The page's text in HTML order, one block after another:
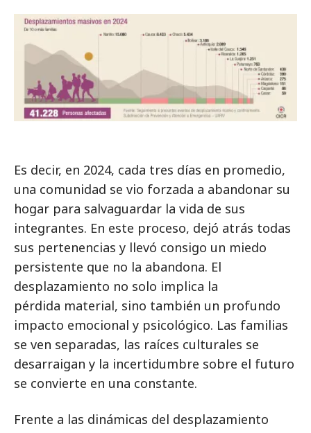
Es decir, en 2024, cada tres días en promedio,
una comunidad se vio forzada a abandonar su
hogar para salvaguardar la vida de sus
integrantes. En este proceso, dejó atrás todas
sus pertenencias y llevó consigo un miedo
persistente que no la abandona. El
desplazamiento no solo implica la
pérdida material, sino también un profundo
impacto emocional y psicológico. Las familias
se ven separadas, las raíces culturales se
desarraigan y la incertidumbre sobre el futuro
se convierte en una constante.
Frente a las dinámicas del desplazamiento